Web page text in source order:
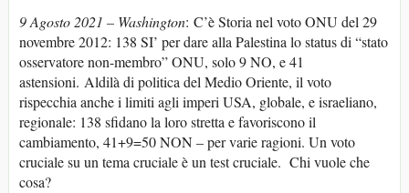
9 Agosto 2021 – Washington: C’è Storia nel voto ONU del 29
novembre 2012: 138 SI’ per dare alla Palestina lo status di “stato
osservatore non-membro” ONU, solo 9 NO, e 41
astensioni. Aldilà di politica del Medio Oriente, il voto
rispecchia anche i limiti agli imperi USA, globale, e israeliano,
regionale: 138 sfidano la loro stretta e favoriscono il
cambiamento, 41+9=50 NON – per varie ragioni. Un voto
cruciale su un tema cruciale è un test cruciale. Chi vuole che
cosa?